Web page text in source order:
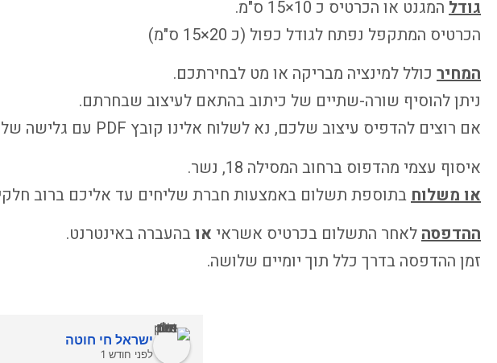
גודל המגנט או הכרטיס כ 10×15 ס"מ.
הכרטיס המתקפל נפתח לגודל כפול (כ 20×15 ס"מ)
המחיר כולל למינציה מבריקה או מט לבחירתכם.
ניתן להוסיף שורה-שתיים של כיתוב בהתאם לעיצוב שבחרתם.
אם רוצים להדפיס עיצוב שלכם, נא לשלוח אלינו קובץ PDF עם גלישה של 2 מ"מ מכל צד.
איסוף עצמי מהדפוס ברחוב המסילה 18, נשר.
או משלוחבתוספת תשלום באמצעות חברת שליחים עד אליכם ברוב
ההדפסהלאחר התשלום בכרטיס אשראי או בהעברה באינטרנט.
זמן ההדפסה בדרך כלל תוך יומיים שלושה.
ישראל חי חוטה
לפני חודש 1